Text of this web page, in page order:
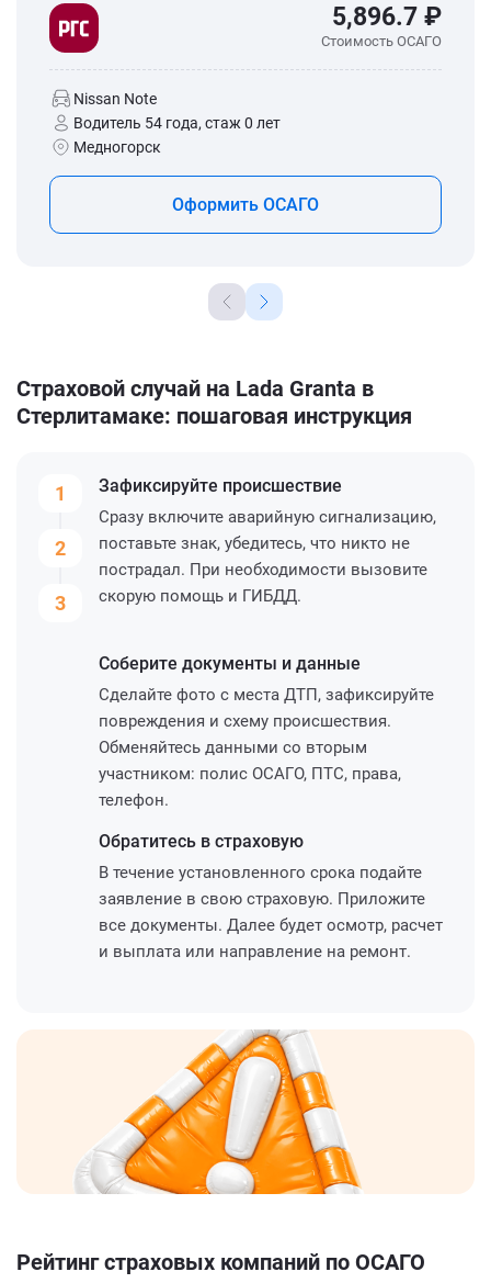
5,896.7 ₽
Стоимость ОСАГО
Nissan Note
Водитель 54 года, стаж 0 лет
Медногорск
Оформить ОСАГО
Страховой случай на Lada Granta в
Стерлитамаке: пошаговая инструкция
1
2
3
Зафиксируйте происшествие
Сразу включите аварийную сигнализацию,
поставьте знак, убедитесь, что никто не
пострадал. При необходимости вызовите
скорую помощь и ГИБДД.
Соберите документы и данные
Сделайте фото с места ДТП, зафиксируйте
повреждения и схему происшествия.
Обменяйтесь данными со вторым
участником: полис ОСАГО, ПТС, права,
телефон.
Обратитесь в страховую
В течение установленного срока подайте
заявление в свою страховую. Приложите
все документы. Далее будет осмотр, расчет
и выплата или направление на ремонт.
Рейтинг страховых компаний по ОСАГО